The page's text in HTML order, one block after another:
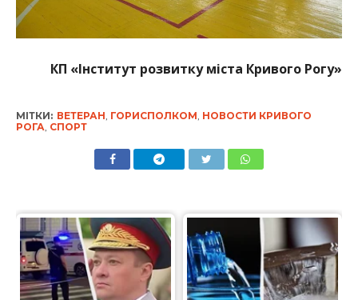
КП «Інститут розвитку міста Кривого Рогу»
МІТКИ: ВЕТЕРАН ГОРИСПОЛКОМ НОВОСТИ КРИВОГО
РОГА СПОРТ